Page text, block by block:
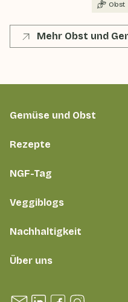
Obst
Mehr Obst und
Gemüse und Obst
Rezepte
NGF-Tag
Veggiblogs
Nachhaltigkeit
Über uns